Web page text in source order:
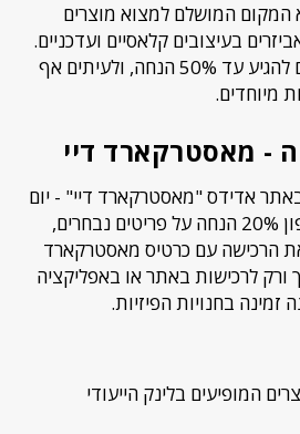
המושלם למצוא מוצרים
בעיצובים קלאסיים ועדכניים.
מבצעים באאוטלט יכולים להגיע עד 50% הנחה, ולעיתים אף
מיוחדים.
באתר אדידס "מאסטרקארד דיי" - יום
שבו ניתן להשתמש בקופון 20% הנחה על פריטים נבחרים,
הרכישה עם כרטיס מאסטרקארד
לרכישות באתר או באפליקציה
זמינה בחנויות הפיזיות.
המופיעים בלינק הייעודי